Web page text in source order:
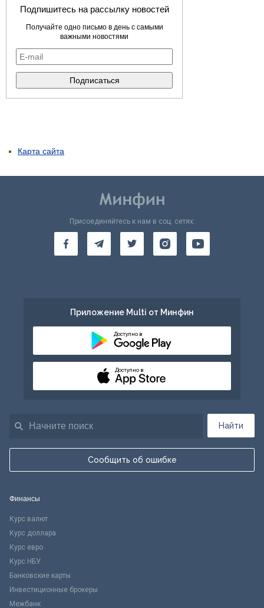
Подпишитесь на рассылку новостей
Получайте одно письмо в день с самыми
важными новостями
Карта сайта
Найти
Сообщить об ошибке
Присоединяйтесь к нам в соц. сетях:
Приложение Multi от Минфин
Доступно в
Доступно в
Финансы
Курс валют
Курс доллара
Курс евро
Курс НБУ
Банковские карты
Инвестиционные брокеры
Межбанк